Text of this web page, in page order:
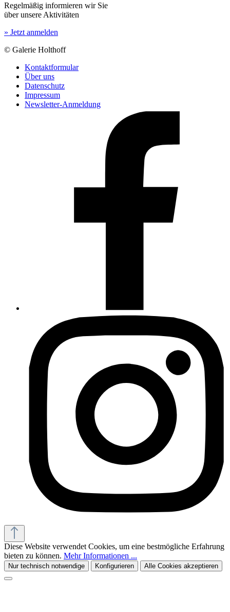
Regelmäßig informieren wir Sie
über unsere Aktivitäten
» Jetzt anmelden
© Galerie Holthoff
Kontaktformular
Über uns
Datenschutz
Impressum
Newsletter-Anmeldung
Diese Website verwendet Cookies, um eine bestmögliche Erfahrung
bieten zu können. Mehr Informationen ...
Nur technisch notwendige Konfigurieren Alle Cookies akzeptieren